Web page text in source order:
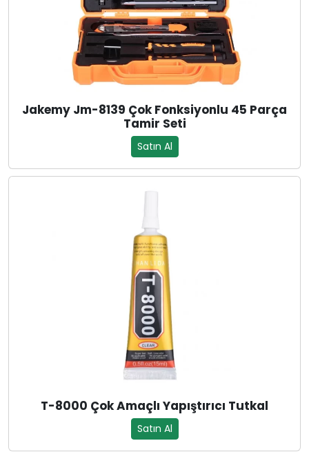
Jakemy Jm-8139 Çok Fonksiyonlu 45 Parça
Tamir Seti
Satın Al
T-8000 Çok Amaçlı Yapıştırıcı Tutkal
Satın Al